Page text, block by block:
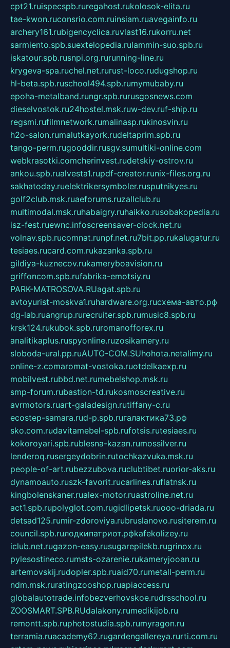
cpt21.ruispecspb.ruregahost.rukolosok-elita.ru
tae-kwon.ruconsrio.com.ruinsiam.ruavegainfo.ru
archery161.rubigencyclica.ruvlast16.rukorru.net
sarmiento.spb.suextelopedia.rulammin-suo.spb.ru
iskatour.spb.rusnpi.org.rurunning-line.ru
krygeva-spa.ruchel.net.rurust-loco.rudugshop.ru
hl-beta.spb.ruschool494.spb.rumymubaby.ru
epoha-metalband.rungr.spb.rurusgosnews.com
dieselvostok.ru24hostel.msk.ruw-dev.ruf-ship.ru
regsmi.rufilmnetwork.rumalinasp.rukinosvin.ru
h2o-salon.rumalutkayork.rudeltaprim.spb.ru
tango-perm.rugooddir.rusgv.sumultiki-online.com
webkrasotki.comcherinvest.rudetskiy-ostrov.ru
ankou.spb.rualvesta1.rupdf-creator.runix-files.org.ru
sakhatoday.ruelektrikersymboler.rusputnikyes.ru
golf2club.msk.ruaeforums.ruzallclub.ru
multimodal.msk.ruhabaigry.ruhaikko.rusobakopedia.ru
isz-fest.ruewnc.infoscreensaver-clock.net.ru
volnav.spb.rucomnat.runpf.net.ru7bit.pp.rukalugatur.ru
tesiaes.rucard.com.rukazanka.spb.ru
gildiya-kuznecov.rukameryboavision.ru
griffoncom.spb.rufabrika-emotsiy.ru
PARK-MATROSOVA.RUagat.spb.ru
avtoyurist-moskva1.ruhardware.org.ruсхема-авто.рф
dg-lab.ruangrup.rurecruiter.spb.rumusic8.spb.ru
krsk124.rukubok.spb.ruromanofforex.ru
analitikaplus.ruspyonline.ruzosikamery.ru
sloboda-ural.pp.ruAUTO-COM.SUhohota.netalimy.ru
online-z.comaromat-vostoka.ruotdelkaexp.ru
mobilvest.rubbd.net.rumebelshop.msk.ru
smp-forum.rubastion-td.rukosmoscreative.ru
avrmotors.ruart-galadesign.rutiffany-c.ru
ecostep-samara.rud-p.spb.ruгалактика73.рф
sko.com.rudavitamebel-spb.rufotsis.rutesiaes.ru
kokoroyari.spb.rublesna-kazan.rumossilver.ru
lenderoq.rusergeydobrin.rutochkazvuka.msk.ru
people-of-art.rubezzubova.ruclubtibet.ruorior-aks.ru
dynamoauto.ruszk-favorit.rucarlines.ruflatnsk.ru
kingbolenskaner.rualex-motor.ruastroline.net.ru
act1.spb.rupolyglot.com.rugidlipetsk.ruooo-driada.ru
detsad125.rumir-zdoroviya.rubruslanovo.rusiterem.ru
council.spb.ruлодкипатриот.рфkafekolizey.ru
iclub.net.rugazon-easy.rusugarepilekb.rugrinox.ru
pylesostineco.rumsts-ozarenie.rukameryjooan.ru
artemovskij.rudopler.spb.ruaid70.rumetall-perm.ru
ndm.msk.ruratingzooshop.ruapiaccess.ru
globalautotrade.infobezverhovskoe.rudrsschool.ru
ZOOSMART.SPB.RUdalakony.rumedikijob.ru
remontt.spb.ruphotostudia.spb.rumyragon.ru
terramia.ruacademy62.rugardengallereya.rurti.com.ru